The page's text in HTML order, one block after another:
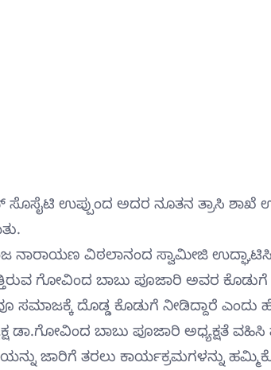
ಸೊಸೈಟಿ ಉಪ್ಪುಂದ ಅದರ ನೂತನ ತ್ರಾಸಿ ಶಾಖೆ
ನಾರಾಯಣ ವಿಠಲಾನಂದ ಸ್ವಾಮೀಜಿ ಉದ್ಘಾಟಿಸಿ
ಗೋವಿಂದ ಬಾಬು ಪೂಜಾರಿ ಅವರ ಕೊಡುಗೆ
ಸಮಾಜಕ್ಕೆ ದೊಡ್ಡ ಕೊಡುಗೆ ನೀಡಿದ್ದಾರೆ ಎಂದು
ಡಾ.ಗೋವಿಂದ ಬಾಬು ಪೂಜಾರಿ ಅಧ್ಯಕ್ಷತೆ
ಜಾರಿಗೆ ತರಲು ಕಾರ್ಯಕ್ರಮಗಳನ್ನು